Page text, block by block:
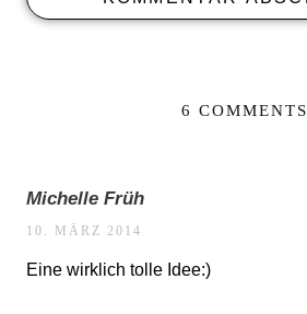
6 COMMENTS
Michelle Früh
10. MÄRZ 2014
Eine wirklich tolle Idee:)